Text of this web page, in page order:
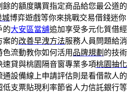
餘的額度購買指定商品給您最公道的
城博弈遊戲等你來挑戰交易借錢迷你
的大安區當舖追加享受多元化質借經
案的改善早洩方法服務人員問題給消
流動教你如何活用 品牌規劃 的技術
貸與桃園隔音窗專業多項桃園抽化
設備線上申請評估則是看借款人的
低支票貼現利率節省人力信託銀行等